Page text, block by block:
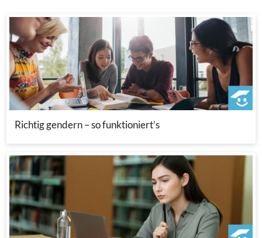
Richtig gendern – so funktioniert’s